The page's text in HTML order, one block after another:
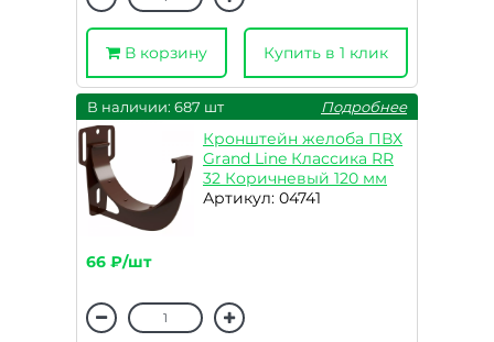
В корзину Купить в 1 клик
В наличии: 687 шт Подробнее
Кронштейн желоба ПВХ
Grand Line Классика RR
32 Коричневый 120 мм
Артикул: 04741
66 ₽/шт